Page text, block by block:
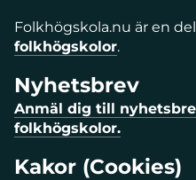
Folkhögskola.nu är en
folkhögskolor.
Nyhetsbrev
Anmäl dig till
folkhögskolor.
Kakor (Cookies)